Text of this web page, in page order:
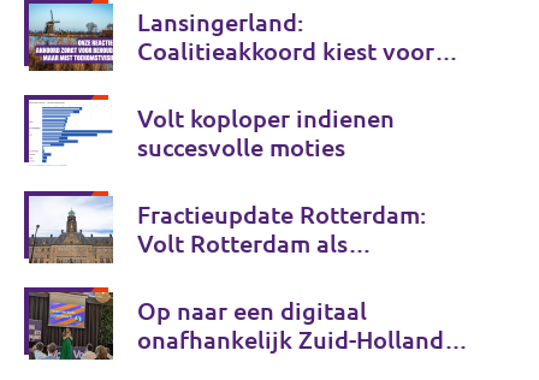
Lansingerland:
Coalitieakkoord kiest voor
voor de toekomst
Volt koploper indienen
succesvolle moties
Fractieupdate Rotterdam:
Volt Rotterdam als
Op naar een digitaal
onafhankelijk Zuid-Holland